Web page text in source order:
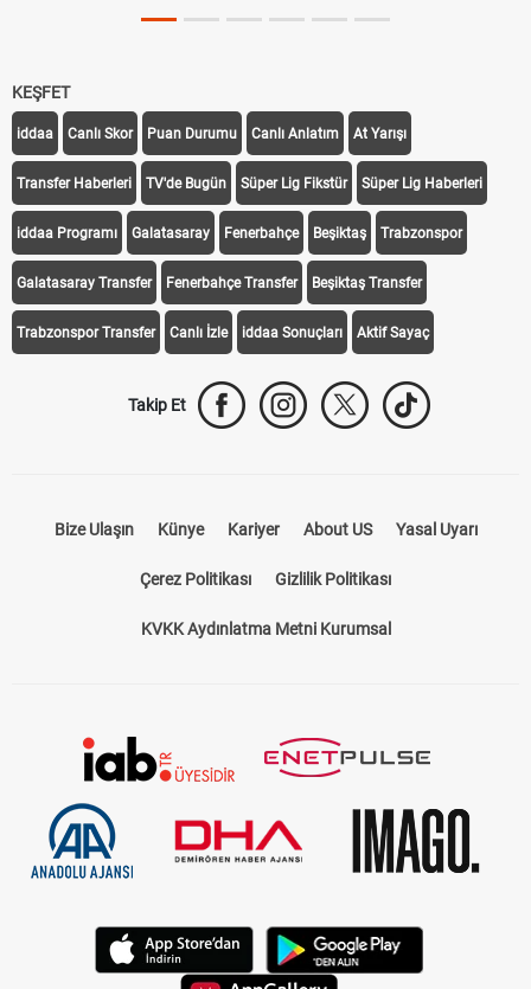
KEŞFET
iddaa Canlı Skor Puan Durumu Canlı Anlatım At Yarışı
Transfer Haberleri TV'de Bugün Süper Lig Fikstür Süper Lig Haberleri
iddaa Programı Galatasaray Fenerbahçe Beşiktaş Trabzonspor
Galatasaray Transfer Fenerbahçe Transfer Beşiktaş Transfer
Trabzonspor Transfer Canlı İzle iddaa Sonuçları Aktif Sayaç
Takip Et
Bize Ulaşın Künye Kariyer About US Yasal Uyarı
Çerez Politikası Gizlilik Politikası
KVKK Aydınlatma Metni Kurumsal